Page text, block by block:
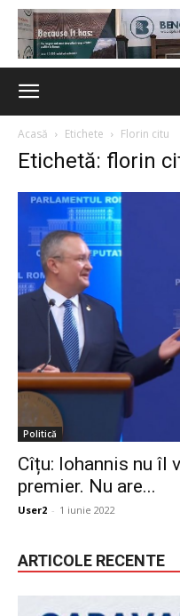
Acasă Etichete Florin citu
Etichetă: florin
Politică
Cîțu: Iohannis nu îl
premier. Nu are...
User2 - 1 iunie 2022
ARTICOLE RECENTE